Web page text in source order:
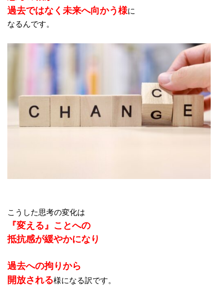
過去ではなく未来へ向かう様に
なるんです。
こうした思考の変化は
『変える』ことへの
抵抗感が緩やかになり
過去への拘りから
開放される様になる訳です。